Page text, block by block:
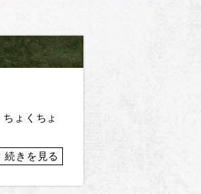
ょくちょ
続きを見る